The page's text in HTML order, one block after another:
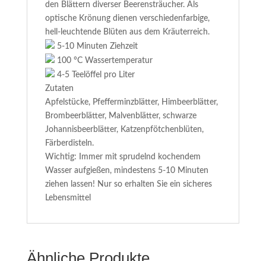
den Blättern diverser Beerensträucher. Als
optische Krönung dienen verschiedenfarbige,
hell-leuchtende Blüten aus dem Kräuterreich.
5-10 Minuten Ziehzeit
100 °C Wassertemperatur
4-5 Teelöffel pro Liter
Zutaten
Apfelstücke, Pfefferminzblätter, Himbeerblätter,
Brombeerblätter, Malvenblätter, schwarze
Johannisbeerblätter, Katzenpfötchenblüten,
Färberdisteln.
Wichtig: Immer mit sprudelnd kochendem
Wasser aufgießen, mindestens 5-10 Minuten
ziehen lassen! Nur so erhalten Sie ein sicheres
Lebensmittel